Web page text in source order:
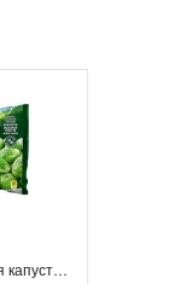
телефонам
Брюссельская капуста замороженная «Краски лета»